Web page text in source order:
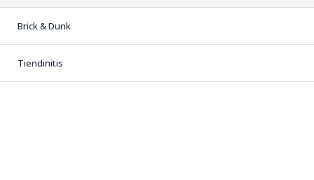
Brick & Dunk
Tiendinitis